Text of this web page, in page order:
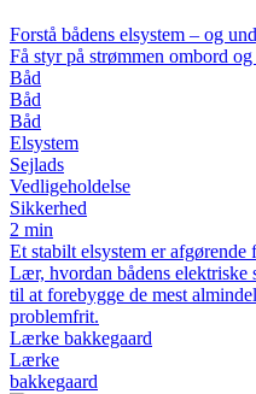
Forstå bådens elsystem – og
Få styr på strømmen ombord
Båd
Båd
Båd
Elsystem
Sejlads
Vedligeholdelse
Sikkerhed
2 min
Et stabilt elsystem er
Lær, hvordan bådens elektriske
til at forebygge de mest
problemfrit.
Lærke bakkegaard
Lærke
bakkegaard